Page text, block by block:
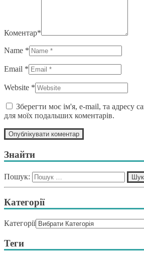
Коментар*
Name *
Email *
Website *
Зберегти моє ім'я, e-mail, та адресу
для моїх подальших коментарів.
Знайти
Пошук:
Категорії
Категорії
Теги